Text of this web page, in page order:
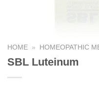
HOME » HOMEOPATHIC
SBL Luteinum